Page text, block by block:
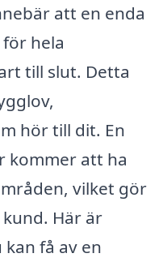
att en enda
hela
till slut. Detta
hör till dit. En
kommer att ha
vilket gör
Här är
få av en